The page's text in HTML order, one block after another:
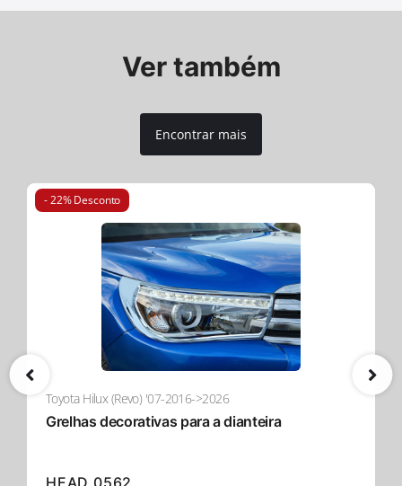
integrado T-slot. Instale racks, barras transversais e
oferecendo uma solução versátil e fácil de usar.
Descubra a combinação perfeita de durabilidade
premium, segurança inigualável e conveniência avançada
para o seu pickup. Escolha o Tessera Roll+—onde
inovação encontra funcionalidade na indústria global 4x4.
Ver também
Encontrar mais
- 22% Desconto
Toyota Hilux (Revo) '07-2016->2026
Grelhas decorativas para a dianteira